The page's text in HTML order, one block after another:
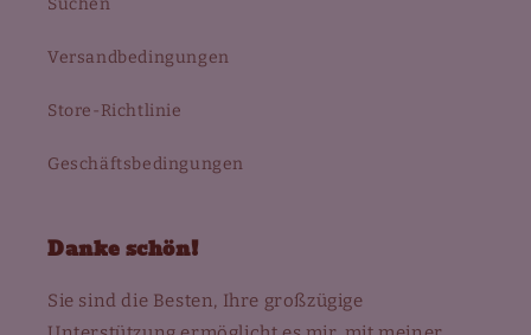
Suchen
Versandbedingungen
Store-Richtlinie
Geschäftsbedingungen
Danke schön!
Sie sind die Besten, Ihre großzügige